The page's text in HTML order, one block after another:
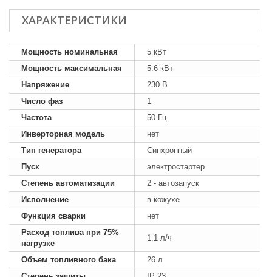
ХАРАКТЕРИСТИКИ
Мощность номинальная
5 кВт
Мощность максимальная
5.6 кВт
Напряжение
230 В
Число фаз
1
Частота
50 Гц
Инверторная модель
нет
Тип генератора
Синхронный
Пуск
электростартер
Степень автоматизации
2 - автозапуск
Исполнение
в кожухе
Функция сварки
нет
Расход топлива при 75%
нагрузке
1.1 л/ч
Объем топливного бака
26 л